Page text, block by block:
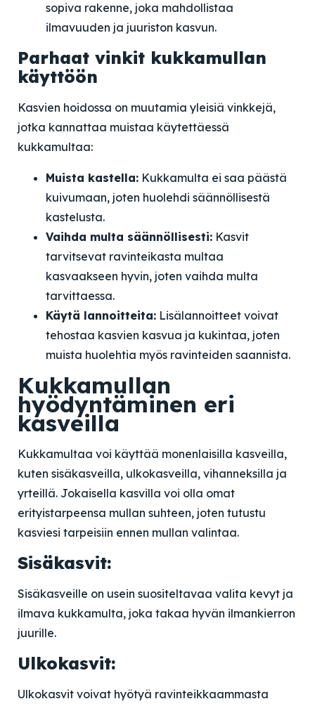
sopiva rakenne, joka mahdollistaa
ilmavuuden ja juuriston kasvun.
Parhaat vinkit kukkamullan
käyttöön
Kasvien hoidossa on muutamia yleisiä vinkkejä,
jotka kannattaa muistaa käytettäessä
kukkamultaa:
Muista kastella: Kukkamulta ei saa päästä
kuivumaan, joten huolehdi säännöllisestä
kastelusta.
Vaihda multa säännöllisesti: Kasvit
tarvitsevat ravinteikasta multaa
kasvaakseen hyvin, joten vaihda multa
tarvittaessa.
Käytä lannoitteita: Lisälannoitteet voivat
tehostaa kasvien kasvua ja kukintaa, joten
muista huolehtia myös ravinteiden saannista.
Kukkamullan
hyödyntäminen eri
kasveilla
Kukkamultaa voi käyttää monenlaisilla kasveilla,
kuten sisäkasveilla, ulkokasveilla, vihanneksilla ja
yrteillä. Jokaisella kasvilla voi olla omat
erityistarpeensa mullan suhteen, joten tutustu
kasviesi tarpeisiin ennen mullan valintaa.
Sisäkasvit:
Sisäkasveille on usein suositeltavaa valita kevyt ja
ilmava kukkamulta, joka takaa hyvän ilmankierron
juurille.
Ulkokasvit:
Ulkokasvit voivat hyötyä ravinteikkaammasta